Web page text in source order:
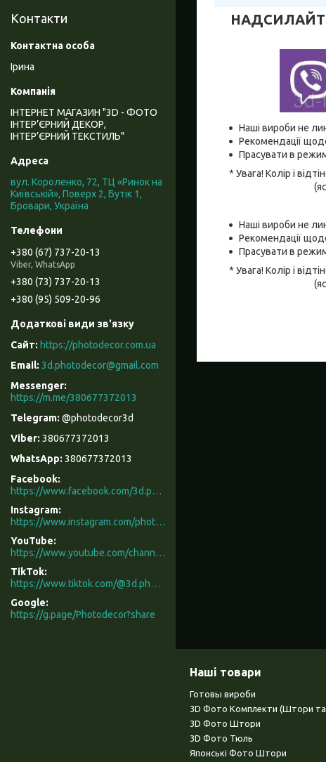
Наші вироби не
Рекомендації
Прасувати в
* Увага! Колір і
Наші вироби не
Рекомендації
Прасувати в
* Увага! Колір і
Контакти
Ірина
ІНТЕРНЕТ МАГАЗИН "3D - ФОТО
ІНТЕР’ЄРНИЙ ДЕКОР,
ІНТЕР’ЄРНИЙ ТЕКСТИЛЬ"
вул. Короленко, 72, ТЦ «Ринок на
Київській», Поверх 2, Бутік 1,
Бровари, Україна
+380 (67) 737-20-13
Viber, WhatsApp
+380 (73) 737-20-13
+380 (95) 509-20-96
https://photodecor.com.ua
3d.photodecor@gmail.com
https://m.me/380677372013
@photodecor3d
380677372013
380677372013
Facebook
https://www.facebook.com/3d.photodecor/
Instagram
https://www.instagram.com/photodecor.com.ua/
YouTube
https://www.youtube.com/channel/UCXCUerfqRY1Pw7-IptdbqyA/videos
TikTok
https://www.tiktok.com/@3d.photodecor?is_from_webapp=1&sender_device=pc
Google
https://g.page/Photodecor?share
Наші товари
Готовы вироби
3D Фото Комплекти (Штори
3D Фото Штори
3D Фото Тюль
Японські Фото Штори